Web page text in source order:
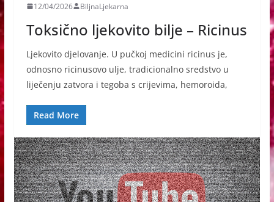
12/04/2026 BiljnaLjekarna
Toksično ljekovito bilje – Ricinus
Ljekovito djelovanje. U pučkoj medicini ricinus je,
odnosno ricinusovo ulje, tradicionalno sredstvo u
liječenju zatvora i tegoba s crijevima, hemoroida,
Read More